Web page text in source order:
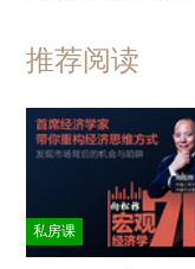
推荐阅读
私房课